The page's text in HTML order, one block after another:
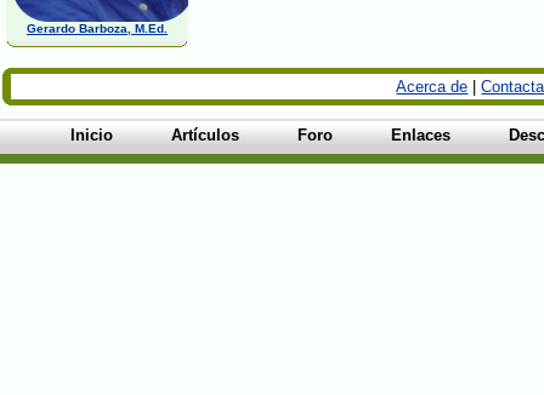
Gerardo Barboza, M.Ed.
Acerca de |
Inicio Artículos Foro Enlaces